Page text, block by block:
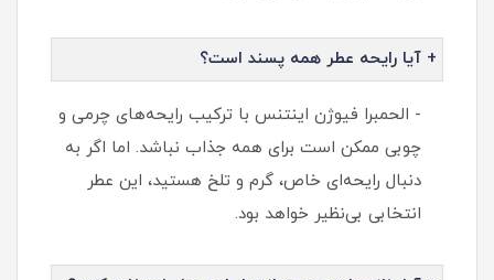
+ آیا رایحه عطر همه پسند است؟
- الحمبرا فیوژن اینتنس با ترکیب رایحه‌های چرمی و
چوبی ممکن است برای همه جذاب نباشد. اما اگر به
دنبال رایحه‌ای خاص، گرم و تلخ هستید، این عطر
انتخابی بی‌نظیر خواهد بود.